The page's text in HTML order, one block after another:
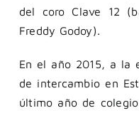
del coro Clave 12
Freddy Godoy).
En el año 2015, a la
de intercambio en
último año de